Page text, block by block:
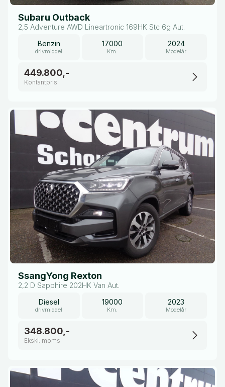
Subaru Outback
2,5 Adventure AWD Lineartronic 169HK Stc 6g Aut.
Benzin
drivmiddel
17000
Km.
2024
Modelår
449.800,-
Kontantpris
SsangYong Rexton
2,2 D Sapphire 202HK Van Aut.
Diesel
drivmiddel
19000
Km.
2023
Modelår
348.800,-
Ekskl. moms